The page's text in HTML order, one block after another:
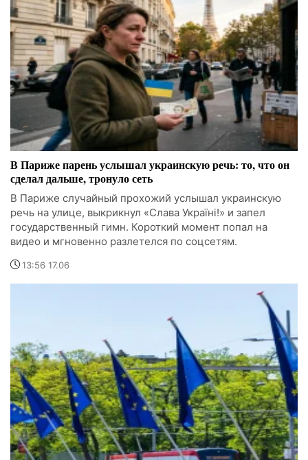
В Париже парень услышал украинскую речь: то, что он
сделал дальше, тронуло сеть
В Париже случайный прохожий услышал украинскую
речь на улице, выкрикнул «Слава Україні!» и запел
государственный гимн. Короткий момент попал на
видео и мгновенно разлетелся по соцсетям.
13:56 17.06